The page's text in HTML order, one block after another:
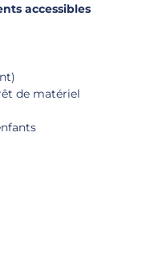
accessibles
de matériel